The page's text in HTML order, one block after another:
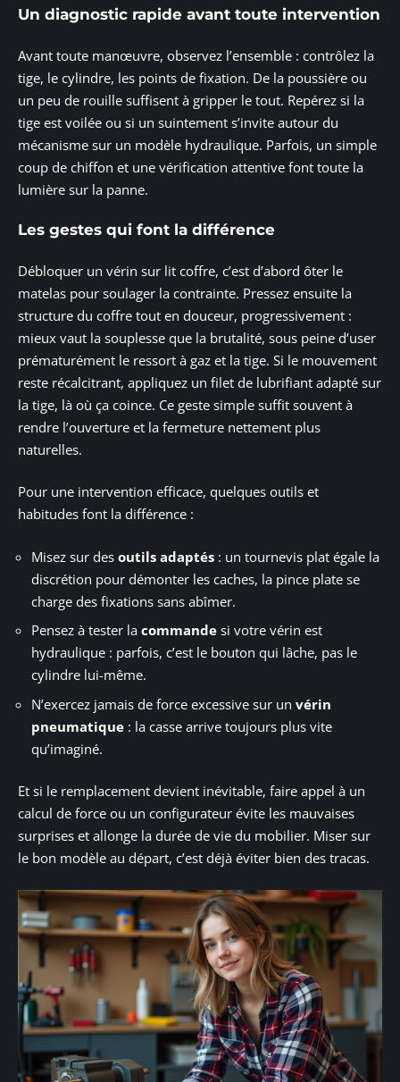
Un diagnostic rapide avant toute intervention
Avant toute manœuvre, observez l’ensemble : contrôlez la
tige, le cylindre, les points de fixation. De la poussière ou
un peu de rouille suffisent à gripper le tout. Repérez si la
tige est voilée ou si un suintement s’invite autour du
mécanisme sur un modèle hydraulique. Parfois, un simple
coup de chiffon et une vérification attentive font toute la
lumière sur la panne.
Les gestes qui font la différence
Débloquer un vérin sur lit coffre, c’est d’abord ôter le
matelas pour soulager la contrainte. Pressez ensuite la
structure du coffre tout en douceur, progressivement :
mieux vaut la souplesse que la brutalité, sous peine d’user
prématurément le ressort à gaz et la tige. Si le mouvement
reste récalcitrant, appliquez un filet de lubrifiant adapté sur
la tige, là où ça coince. Ce geste simple suffit souvent à
rendre l’ouverture et la fermeture nettement plus
naturelles.
Pour une intervention efficace, quelques outils et
habitudes font la différence :
Misez sur des outils adaptés : un tournevis plat égale la
discrétion pour démonter les caches, la pince plate se
charge des fixations sans abîmer.
Pensez à tester la commande si votre vérin est
hydraulique : parfois, c’est le bouton qui lâche, pas le
cylindre lui-même.
N’exercez jamais de force excessive sur un vérin
pneumatique : la casse arrive toujours plus vite
qu’imaginé.
Et si le remplacement devient inévitable, faire appel à un
calcul de force ou un configurateur évite les mauvaises
surprises et allonge la durée de vie du mobilier. Miser sur
le bon modèle au départ, c’est déjà éviter bien des tracas.